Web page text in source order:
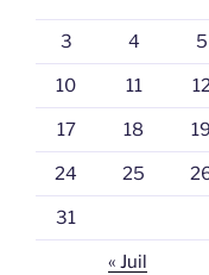
3 4 5
10 11
17 18 19
24 25
31
« Juil